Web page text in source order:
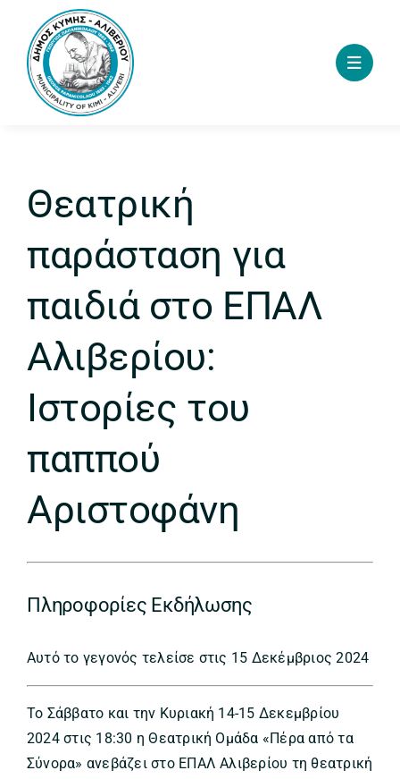
content
Θεατρική
παράσταση για
παιδιά στο ΕΠΑΛ
Αλιβερίου:
Ιστορίες του
παππού
Αριστοφάνη
Πληροφορίες Εκδήλωσης
Αυτό το γεγονός τελείσε στις 15 Δεκέμβριος 2024
Το Σάββατο και την Κυριακή 14-15 Δεκεμβρίου
2024 στις 18:30 η Θεατρική Ομάδα «Πέρα από τα
Σύνορα» ανεβάζει στο ΕΠΑΛ Αλιβερίου τη θεατρική